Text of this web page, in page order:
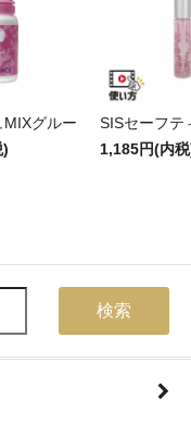
MIXグルー
)
SISセーフテ
1,185円(内
検索